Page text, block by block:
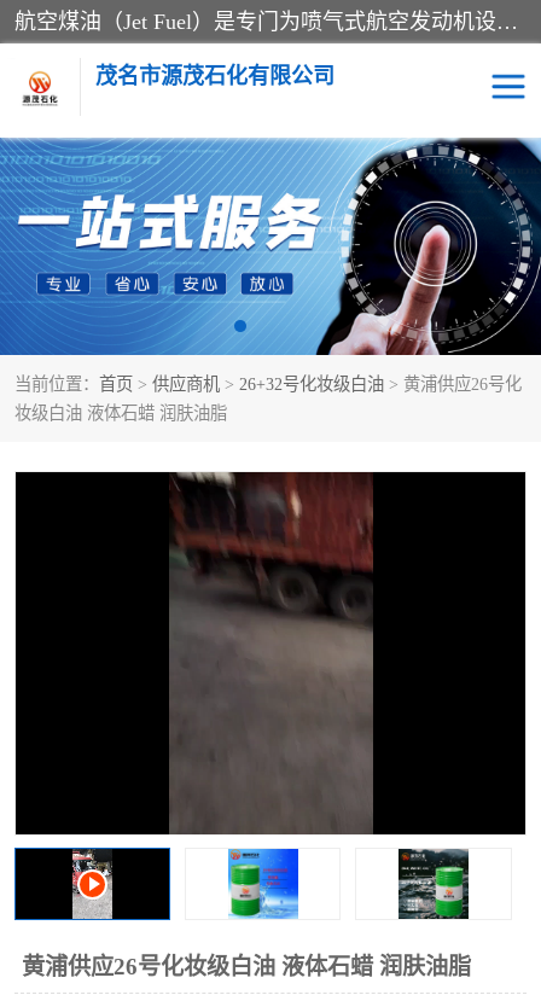
航空煤油（Jet Fuel）是专门为喷气式航空发动机设计的高纯度燃料，主要分为Jet A、Jet A-1和Jet B等类型。其特点是闪点高、低温流动性好，并添加了抗静电剂和抗氧化剂以确保飞行安全。航空煤油需
茂名市源茂石化有限公司
当前位置： 首页 > 供应商机 > 26+32号化妆级白油 > 黄浦供应26号化
妆级白油 液体石蜡 润肤油脂
黄浦供应26号化妆级白油 液体石蜡 润肤油脂
RP3航空煤油 D20+D30溶剂油
D40+D60溶剂油 D80+D100溶剂油
6号+120号溶剂油 260号溶剂油
异构烷烃 天然乳胶
26+32号化妆级白油 46+68号化妆级白油